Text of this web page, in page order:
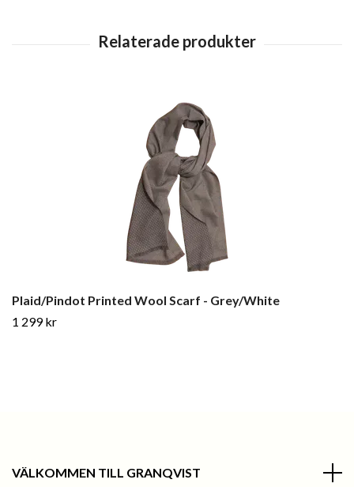
Plaid/Pindot Printed Wool Scarf - Grey/White
1 299 kr
VÄLKOMMEN TILL GRANQVIST